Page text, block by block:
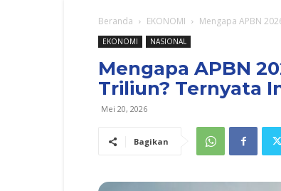
Beranda EKONOMI Mengapa APBN
EKONOMI NASIONAL
Mengapa APBN
Triliun? Ternyata
Mei 20, 2026
Bagikan